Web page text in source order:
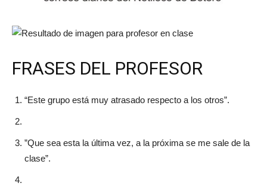
FRASES DEL PROFESOR
“Este grupo está muy atrasado respecto a los otros”.
”Que sea esta la última vez, a la próxima se me sale de la
clase”.